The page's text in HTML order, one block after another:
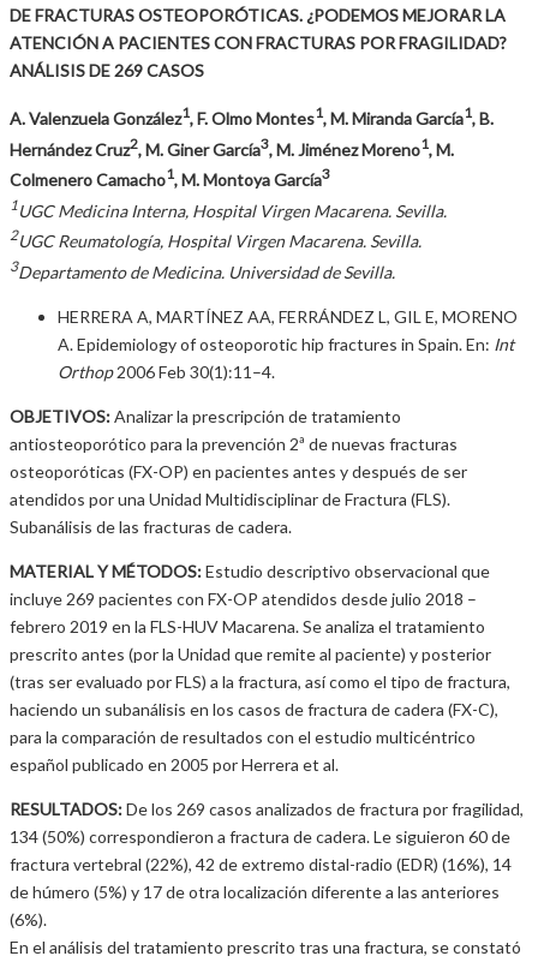
DE FRACTURAS OSTEOPORÓTICAS. ¿PODEMOS MEJORAR LA
ATENCIÓN A PACIENTES CON FRACTURAS POR FRAGILIDAD?
ANÁLISIS DE 269 CASOS
A. Valenzuela González1, F. Olmo Montes1, M. Miranda García1, B.
Hernández Cruz2, M. Giner García3, M. Jiménez Moreno1, M.
Colmenero Camacho1, M. Montoya García3
1UGC Medicina Interna, Hospital Virgen Macarena. Sevilla.
2UGC Reumatología, Hospital Virgen Macarena. Sevilla.
3Departamento de Medicina. Universidad de Sevilla.
HERRERA A, MARTÍNEZ AA, FERRÁNDEZ L, GIL E, MORENO
A. Epidemiology of osteoporotic hip fractures in Spain. En: Int
Orthop2006 Feb 30(1):11–4.
OBJETIVOS:Analizar la prescripción de tratamiento
antiosteoporótico para la prevención 2ª de nuevas fracturas
osteoporóticas (FX-OP) en pacientes antes y después de ser
atendidos por una Unidad Multidisciplinar de Fractura (FLS).
Subanálisis de las fracturas de cadera.
MATERIAL Y MÉTODOS:Estudio descriptivo observacional que
incluye 269 pacientes con FX-OP atendidos desde julio 2018 –
febrero 2019 en la FLS-HUV Macarena. Se analiza el tratamiento
prescrito antes (por la Unidad que remite al paciente) y posterior
(tras ser evaluado por FLS) a la fractura, así como el tipo de fractura,
haciendo un subanálisis en los casos de fractura de cadera (FX-C),
para la comparación de resultados con el estudio multicéntrico
español publicado en 2005 por Herrera et al.
RESULTADOS:De los 269 casos analizados de fractura por fragilidad,
134 (50%) correspondieron a fractura de cadera. Le siguieron 60 de
fractura vertebral (22%), 42 de extremo distal-radio (EDR) (16%), 14
de húmero (5%) y 17 de otra localización diferente a las anteriores
(6%).
En el análisis del tratamiento prescrito tras una fractura, se constató